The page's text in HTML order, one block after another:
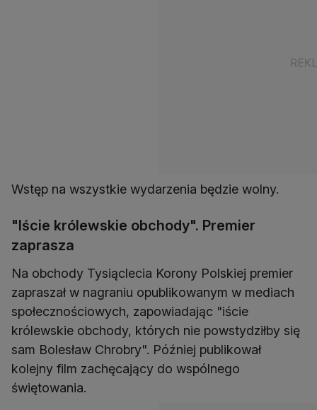
Wstęp na wszystkie wydarzenia będzie wolny.
"Iście królewskie obchody". Premier
zaprasza
Na obchody Tysiąclecia Korony Polskiej premier
zapraszał w nagraniu opublikowanym w mediach
społecznościowych, zapowiadając "iście
królewskie obchody, których nie powstydziłby się
sam Bolesław Chrobry". Później publikował
kolejny film zachęcający do wspólnego
świętowania.